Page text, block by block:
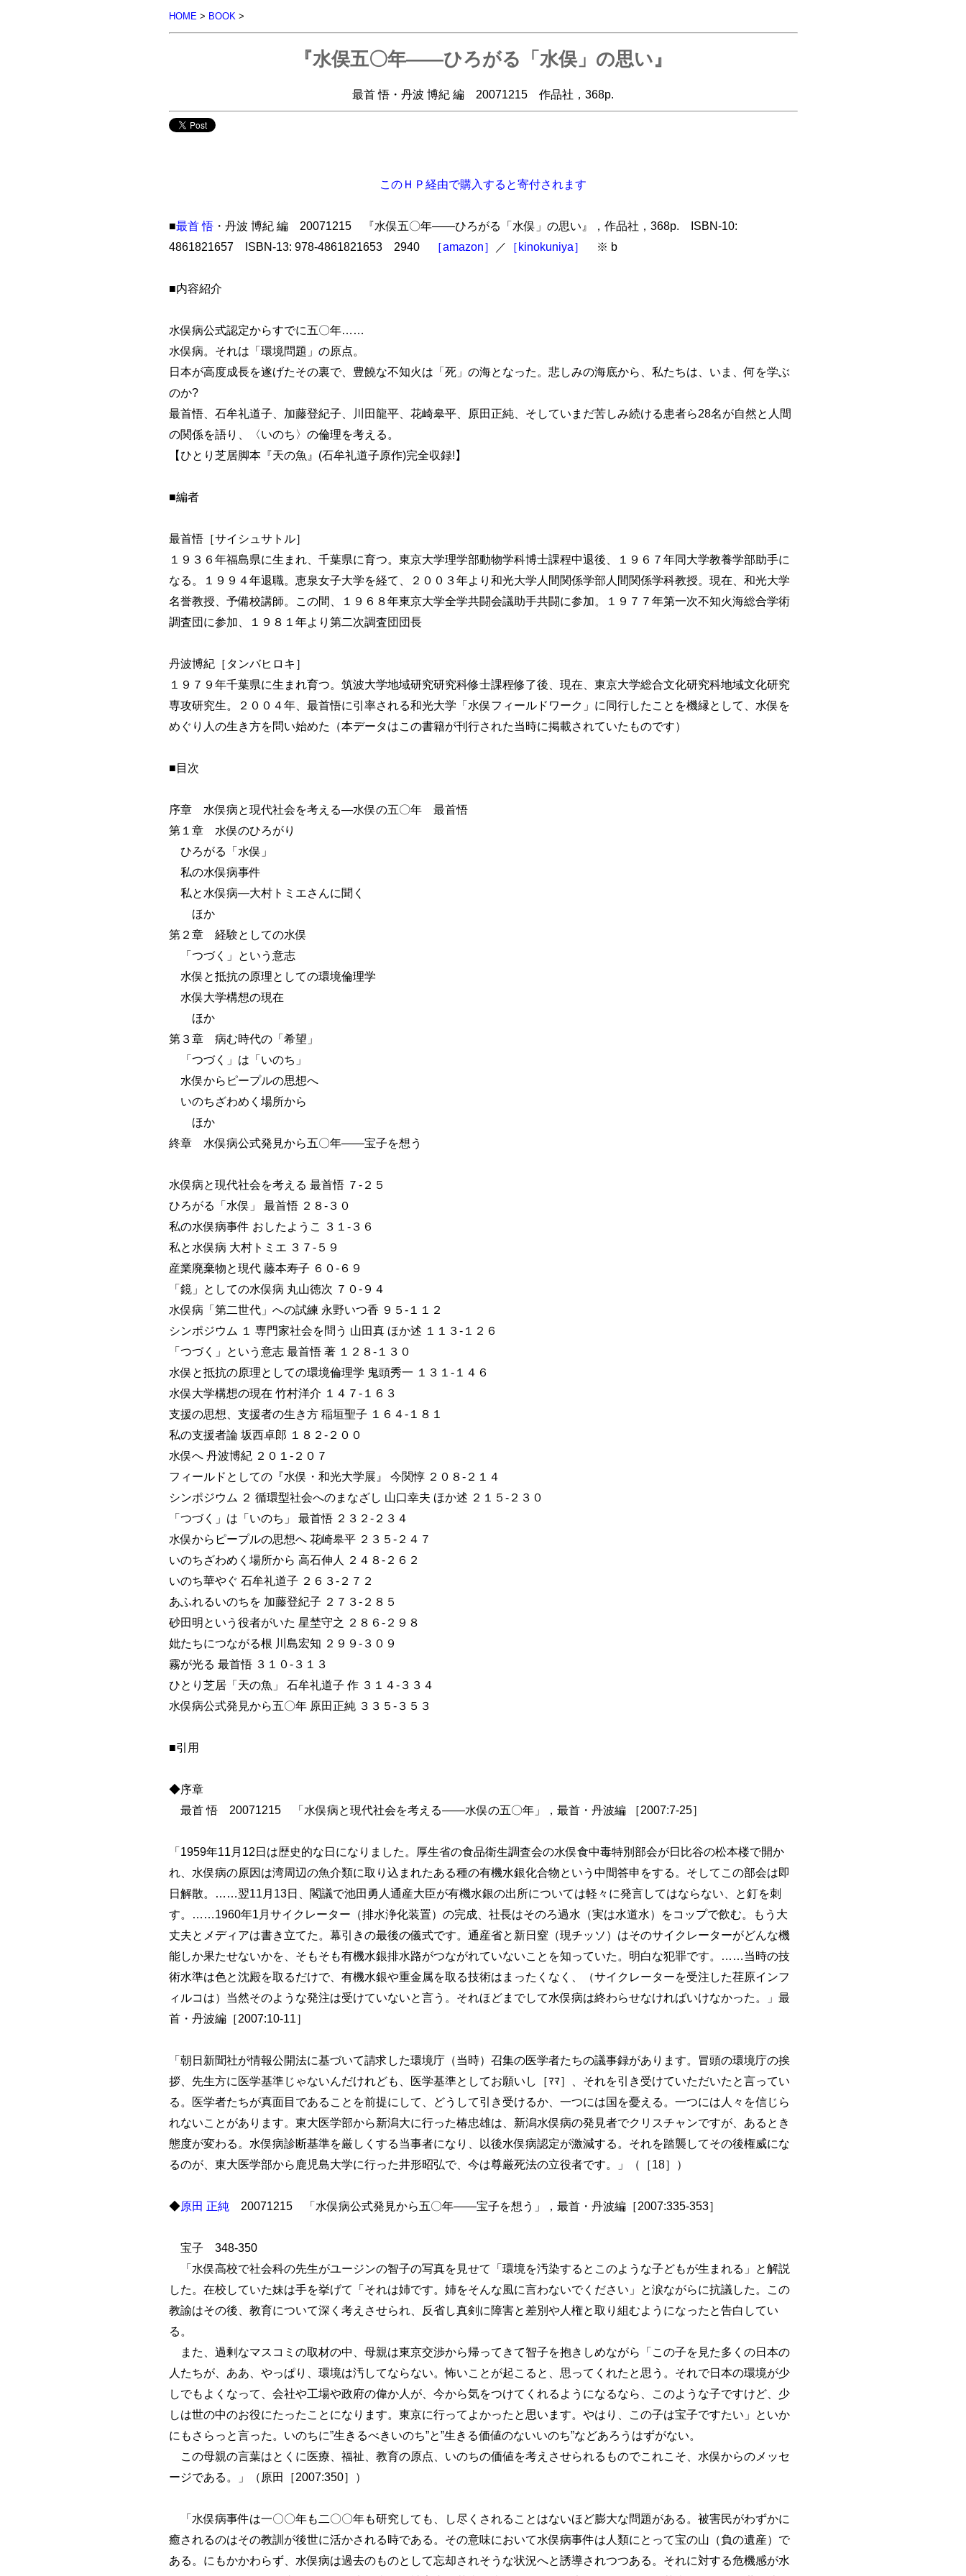
HOME> BOOK>
『水俣五〇年――ひろがる「水俣」の思い』
最首 悟・丹波 博紀 編 20071215 作品社，368p.
このＨＰ経由で購入すると寄付されます
■最首 悟・丹波 博紀 編 20071215 『水俣五〇年――ひろがる「水俣」の思い』，作品社，368p. ISBN-10:
4861821657 ISBN-13: 978-4861821653 2940
［amazon］ ／ ［kinokuniya］ ※ b
■内容紹介
水俣病公式認定からすでに五〇年……
水俣病。それは「環境問題」の原点。
日本が高度成長を遂げたその裏で、豊饒な不知火は「死」の海となった。悲しみの海底から、私たちは、いま、何を学ぶ
のか?
最首悟、石牟礼道子、加藤登紀子、川田龍平、花崎皋平、原田正純、そしていまだ苦しみ続ける患者ら28名が自然と人間
の関係を語り、〈いのち〉の倫理を考える。
【ひとり芝居脚本『天の魚』(石牟礼道子原作)完全収録!】
■編者
最首悟［サイシュサトル］
１９３６年福島県に生まれ、千葉県に育つ。東京大学理学部動物学科博士課程中退後、１９６７年同大学教養学部助手に
なる。１９９４年退職。恵泉女子大学を経て、２００３年より和光大学人間関係学部人間関係学科教授。現在、和光大学
名誉教授、予備校講師。この間、１９６８年東京大学全学共闘会議助手共闘に参加。１９７７年第一次不知火海総合学術
調査団に参加、１９８１年より第二次調査団団長
丹波博紀［タンバヒロキ］
１９７９年千葉県に生まれ育つ。筑波大学地域研究研究科修士課程修了後、現在、東京大学総合文化研究科地域文化研究
専攻研究生。２００４年、最首悟に引率される和光大学「水俣フィールドワーク」に同行したことを機縁として、水俣を
めぐり人の生き方を問い始めた（本データはこの書籍が刊行された当時に掲載されていたものです）
■目次
序章 水俣病と現代社会を考える―水俣の五〇年 最首悟
第１章 水俣のひろがり
ひろがる「水俣」
私の水俣病事件
私と水俣病―大村トミエさんに聞く
ほか
第２章 経験としての水俣
「つづく」という意志
水俣と抵抗の原理としての環境倫理学
水俣大学構想の現在
ほか
第３章 病む時代の「希望」
「つづく」は「いのち」
水俣からピープルの思想へ
いのちざわめく場所から
ほか
終章 水俣病公式発見から五〇年――宝子を想う
水俣病と現代社会を考える 最首悟 ７-２５
ひろがる「水俣」 最首悟 ２８-３０
私の水俣病事件 おしたようこ ３１-３６
私と水俣病 大村トミエ ３７-５９
産業廃棄物と現代 藤本寿子 ６０-６９
「鏡」としての水俣病 丸山徳次 ７０-９４
水俣病「第二世代」への試練 永野いつ香 ９５-１１２
シンポジウム １ 専門家社会を問う 山田真 ほか述 １１３-１２６
「つづく」という意志 最首悟 著 １２８-１３０
水俣と抵抗の原理としての環境倫理学 鬼頭秀一 １３１-１４６
水俣大学構想の現在 竹村洋介 １４７-１６３
支援の思想、支援者の生き方 稲垣聖子 １６４-１８１
私の支援者論 坂西卓郎 １８２-２００
水俣へ 丹波博紀 ２０１-２０７
フィールドとしての『水俣・和光大学展』 今関惇 ２０８-２１４
シンポジウム ２ 循環型社会へのまなざし 山口幸夫 ほか述 ２１５-２３０
「つづく」は「いのち」 最首悟 ２３２-２３４
水俣からピープルの思想へ 花崎皋平 ２３５-２４７
いのちざわめく場所から 高石伸人 ２４８-２６２
いのち華やぐ 石牟礼道子 ２６３-２７２
あふれるいのちを 加藤登紀子 ２７３-２８５
砂田明という役者がいた 星埜守之 ２８６-２９８
妣たちにつながる根 川島宏知 ２９９-３０９
霧が光る 最首悟 ３１０-３１３
ひとり芝居「天の魚」 石牟礼道子 作 ３１４-３３４
水俣病公式発見から五〇年 原田正純 ３３５-３５３
■引用
◆序章
最首 悟 20071215 「水俣病と現代社会を考える――水俣の五〇年」，最首・丹波編 ［2007:7-25］
「1959年11月12日は歴史的な日になりました。厚生省の食品衛生調査会の水俣食中毒特別部会が日比谷の松本楼で開か
れ、水俣病の原因は湾周辺の魚介類に取り込まれたある種の有機水銀化合物という中間答申をする。そしてこの部会は即
日解散。……翌11月13日、閣議で池田勇人通産大臣が有機水銀の出所については軽々に発言してはならない、と釘を刺
す。……1960年1月サイクレーター（排水浄化装置）の完成、社長はそのろ過水（実は水道水）をコップで飲む。もう大
丈夫とメディアは書き立てた。幕引きの最後の儀式です。通産省と新日窒（現チッソ）はそのサイクレーターがどんな機
能しか果たせないかを、そもそも有機水銀排水路がつながれていないことを知っていた。明白な犯罪です。……当時の技
術水準は色と沈殿を取るだけで、有機水銀や重金属を取る技術はまったくなく、（サイクレーターを受注した荏原インフ
ィルコは）当然そのような発注は受けていないと言う。それほどまでして水俣病は終わらせなければいけなかった。」最
首・丹波編［2007:10-11］
「朝日新聞社が情報公開法に基づいて請求した環境庁（当時）召集の医学者たちの議事録があります。冒頭の環境庁の挨
拶、先生方に医学基準じゃないんだけれども、医学基準としてお願いし［ﾏﾏ］、それを引き受けていただいたと言ってい
る。医学者たちが真面目であることを前提にして、どうして引き受けるか、一つには国を憂える。一つには人々を信じら
れないことがあります。東大医学部から新潟大に行った椿忠雄は、新潟水俣病の発見者でクリスチャンですが、あるとき
態度が変わる。水俣病診断基準を厳しくする当事者になり、以後水俣病認定が激減する。それを踏襲してその後権威にな
るのが、東大医学部から鹿児島大学に行った井形昭弘で、今は尊厳死法の立役者です。」（［18］）
◆原田 正純20071215 「水俣病公式発見から五〇年――宝子を想う」，最首・丹波編［2007:335-353］
宝子 348-350
「水俣高校で社会科の先生がユージンの智子の写真を見せて「環境を汚染するとこのような子どもが生まれる」と解説
した。在校していた妹は手を挙げて「それは姉です。姉をそんな風に言わないでください」と涙ながらに抗議した。この
教諭はその後、教育について深く考えさせられ、反省し真剣に障害と差別や人権と取り組むようになったと告白してい
る。
また、過剰なマスコミの取材の中、母親は東京交渉から帰ってきて智子を抱きしめながら「この子を見た多くの日本の
人たちが、ああ、やっぱり、環境は汚してならない。怖いことが起こると、思ってくれたと思う。それで日本の環境が少
しでもよくなって、会社や工場や政府の偉か人が、今から気をつけてくれるようになるなら、このような子ですけど、少
しは世の中のお役にたったことになります。東京に行ってよかったと思います。やはり、この子は宝子ですたい」といか
にもさらっと言った。いのちに”生きるべきいのち”と”生きる価値のないいのち”などあろうはずがない。
この母親の言葉はとくに医療、福祉、教育の原点、いのちの価値を考えさせられるものでこれこそ、水俣からのメッセ
ージである。」（原田［2007:350］）
「水俣病事件は一〇〇年も二〇〇年も研究しても、し尽くされることはないほど膨大な問題がある。被害民がわずかに
癒されるのはその教訓が後世に活かされる時である。その意味において水俣病事件は人類にとって宝の山（負の遺産）で
ある。にもかかわらず、水俣病は過去のものとして忘却されそうな状況へと誘導されつつある。それに対する危機感が水